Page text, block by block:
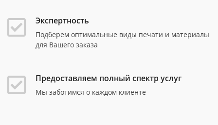
Экспертность
Подберем оптимальные виды печати и материалы
для Вашего заказа
Предоставляем полный спектр услуг
Мы заботимся о каждом клиенте